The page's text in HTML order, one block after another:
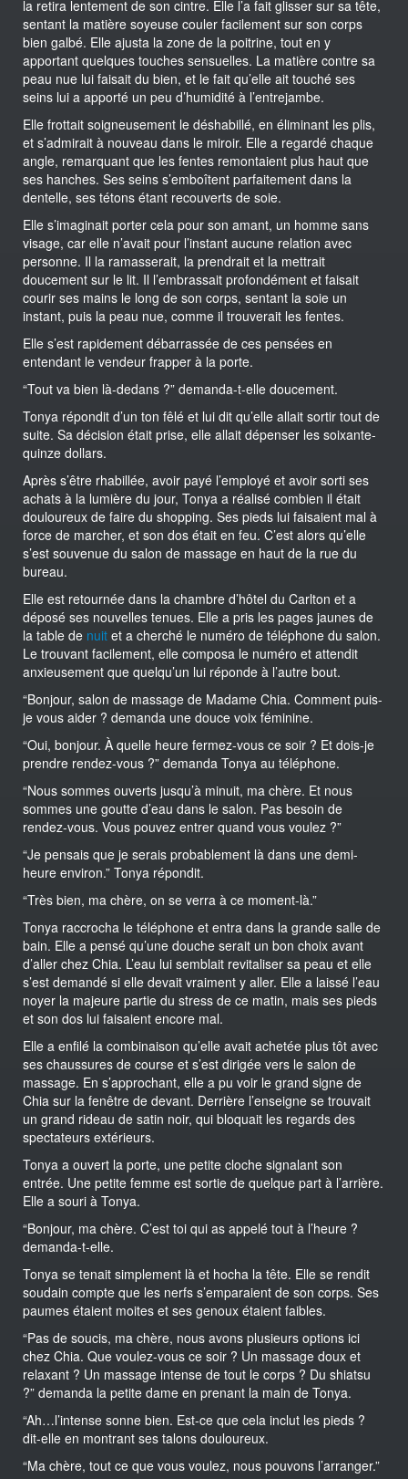
la retira lentement de son cintre. Elle l’a fait glisser sur sa tête,
sentant la matière soyeuse couler facilement sur son corps
bien galbé. Elle ajusta la zone de la poitrine, tout en y
apportant quelques touches sensuelles. La matière contre sa
peau nue lui faisait du bien, et le fait qu’elle ait touché ses
seins lui a apporté un peu d’humidité à l’entrejambe.
Elle frottait soigneusement le déshabillé, en éliminant les plis,
et s’admirait à nouveau dans le miroir. Elle a regardé chaque
angle, remarquant que les fentes remontaient plus haut que
ses hanches. Ses seins s’emboîtent parfaitement dans la
dentelle, ses tétons étant recouverts de soie.
Elle s’imaginait porter cela pour son amant, un homme sans
visage, car elle n’avait pour l’instant aucune relation avec
personne. Il la ramasserait, la prendrait et la mettrait
doucement sur le lit. Il l’embrassait profondément et faisait
courir ses mains le long de son corps, sentant la soie un
instant, puis la peau nue, comme il trouverait les fentes.
Elle s’est rapidement débarrassée de ces pensées en
entendant le vendeur frapper à la porte.
“Tout va bien là-dedans ?” demanda-t-elle doucement.
Tonya répondit d’un ton fêlé et lui dit qu’elle allait sortir tout de
suite. Sa décision était prise, elle allait dépenser les soixante-
quinze dollars.
Après s’être rhabillée, avoir payé l’employé et avoir sorti ses
achats à la lumière du jour, Tonya a réalisé combien il était
douloureux de faire du shopping. Ses pieds lui faisaient mal à
force de marcher, et son dos était en feu. C’est alors qu’elle
s’est souvenue du salon de massage en haut de la rue du
bureau.
Elle est retournée dans la chambre d’hôtel du Carlton et a
déposé ses nouvelles tenues. Elle a pris les pages jaunes de
la table de nuit et a cherché le numéro de téléphone du salon.
Le trouvant facilement, elle composa le numéro et attendit
anxieusement que quelqu’un lui réponde à l’autre bout.
“Bonjour, salon de massage de Madame Chia. Comment puis-
je vous aider ? demanda une douce voix féminine.
“Oui, bonjour. À quelle heure fermez-vous ce soir ? Et dois-je
prendre rendez-vous ?” demanda Tonya au téléphone.
“Nous sommes ouverts jusqu’à minuit, ma chère. Et nous
sommes une goutte d’eau dans le salon. Pas besoin de
rendez-vous. Vous pouvez entrer quand vous voulez ?”
“Je pensais que je serais probablement là dans une demi-
heure environ.” Tonya répondit.
“Très bien, ma chère, on se verra à ce moment-là.”
Tonya raccrocha le téléphone et entra dans la grande salle de
bain. Elle a pensé qu’une douche serait un bon choix avant
d’aller chez Chia. L’eau lui semblait revitaliser sa peau et elle
s’est demandé si elle devait vraiment y aller. Elle a laissé l’eau
noyer la majeure partie du stress de ce matin, mais ses pieds
et son dos lui faisaient encore mal.
Elle a enfilé la combinaison qu’elle avait achetée plus tôt avec
ses chaussures de course et s’est dirigée vers le salon de
massage. En s’approchant, elle a pu voir le grand signe de
Chia sur la fenêtre de devant. Derrière l’enseigne se trouvait
un grand rideau de satin noir, qui bloquait les regards des
spectateurs extérieurs.
Tonya a ouvert la porte, une petite cloche signalant son
entrée. Une petite femme est sortie de quelque part à l’arrière.
Elle a souri à Tonya.
“Bonjour, ma chère. C’est toi qui as appelé tout à l’heure ?
demanda-t-elle.
Tonya se tenait simplement là et hocha la tête. Elle se rendit
soudain compte que les nerfs s’emparaient de son corps. Ses
paumes étaient moites et ses genoux étaient faibles.
“Pas de soucis, ma chère, nous avons plusieurs options ici
chez Chia. Que voulez-vous ce soir ? Un massage doux et
relaxant ? Un massage intense de tout le corps ? Du shiatsu
?” demanda la petite dame en prenant la main de Tonya.
“Ah…l’intense sonne bien. Est-ce que cela inclut les pieds ?
dit-elle en montrant ses talons douloureux.
“Ma chère, tout ce que vous voulez, nous pouvons l’arranger.”